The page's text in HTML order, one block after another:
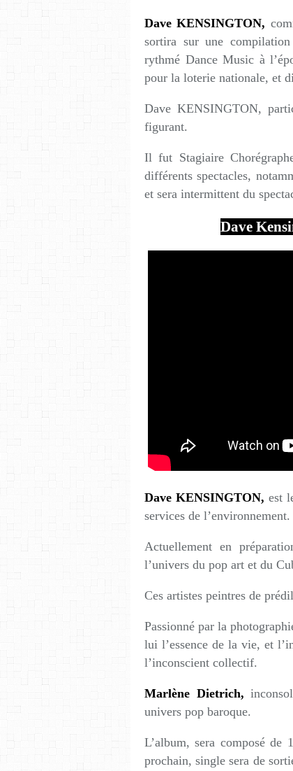
Dave KENSINGTON,
sortira sur une
rythmé Dance Music à
pour la loterie nationale, et
Dave KENSINGTON,
figurant.
Il fut Stagiaire
différents spectacles,
et sera intermittent du
Dave
Dave KENSINGTON, est
services de l’environnement.
Actuellement en
l’univers du pop art et du
Ces artistes peintres de
Passionné par la
lui l’essence de la vie, et
l’inconscient collectif.
Marlène Dietrich,
univers pop baroque.
L’album, sera composé
prochain, single sera de